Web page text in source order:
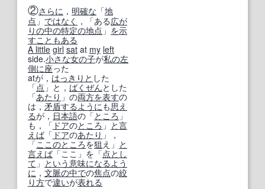
②さらに ， 明確な 「地
点 」 ではなく ，「ある広が
りの中の特定の地点 」 を示
すこともある
A little girl sat at my left
side.小さな女の子が私の左
側に座った
atが， はっきりと した
「点 」と， ばくぜんとした
「あたり 」の両方を表すの
は， 矛盾するようにも思え
るが， 日本語の「ところ 」
も，「 ドアのところ 」 と言
えば 「 ドアのあたり 」，
「ここのところを狙 え」 と
言えば 「ここ」を「点とし
て 」 という意味になるよう
に ， 文脈の中での焦点の絞
り方で違いが表れる